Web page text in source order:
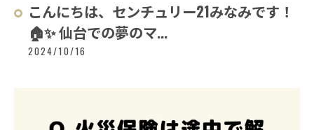
こんにちは、センチュリー21みなみです！
🏠✨ 仙台での夢のマ...
2024/10/16